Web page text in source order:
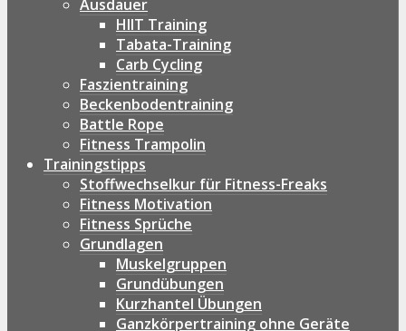
Ausdauer
HIIT Training
Tabata-Training
Carb Cycling
Faszientraining
Beckenbodentraining
Battle Rope
Fitness Trampolin
Trainingstipps
Stoffwechselkur für Fitness-Freaks
Fitness Motivation
Fitness Sprüche
Grundlagen
Muskelgruppen
Grundübungen
Kurzhantel Übungen
Ganzkörpertraining ohne Geräte